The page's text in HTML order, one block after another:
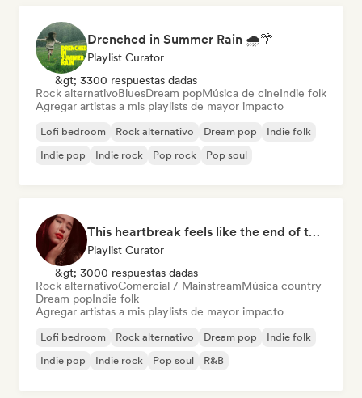
Drenched in Summer Rain 🌧️🌴
Playlist Curator
&gt; 3300 respuestas dadas
Rock alternativoBluesDream popMúsica de cineIndie folk
Agregar artistas a mis playlists de mayor impacto
Lofi bedroom Rock alternativo Dream pop
Indie folk
Indie pop
Indie rock Pop rock Pop soul
This heartbreak feels like the end of the world
Playlist Curator
&gt; 3000 respuestas dadas
Rock alternativoComercial / MainstreamMúsica country
Dream popIndie folk
Agregar artistas a mis playlists de mayor impacto
Lofi bedroom Rock alternativo Dream pop
Indie folk
Indie pop
Indie rock Pop soul R&B